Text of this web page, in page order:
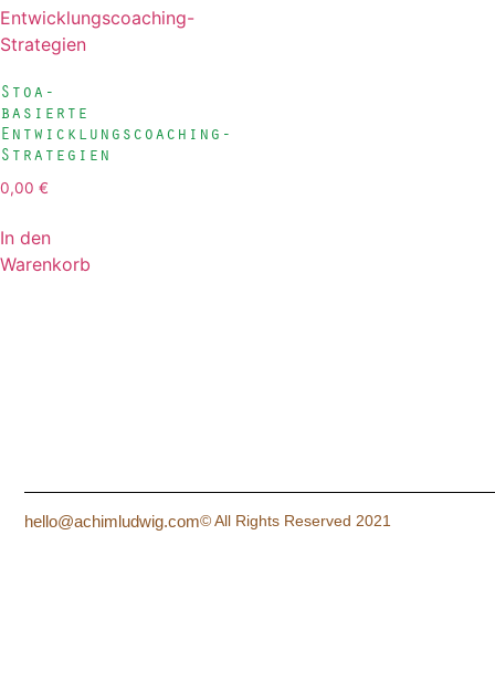
Stoa-
basierte
Entwicklungscoaching-
Strategien
0,00 €
In den
Warenkorb
hello@achimludwig.com© All Rights Reserved 2021